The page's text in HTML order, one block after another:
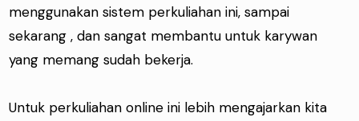
menggunakan sistem perkuliahan ini, sampai
sekarang , dan sangat membantu untuk karywan
yang memang sudah bekerja.
Untuk perkuliahan online ini lebih mengajarkan kita